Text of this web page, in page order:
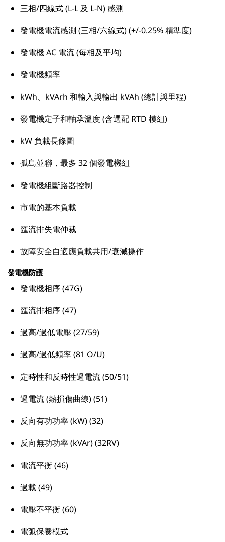
三相/四線式 (L-L 及 L-N) 感測
發電機電流感測 (三相/六線式) (+/-0.25% 精準度)
發電機 AC 電流 (每相及平均)
發電機頻率
kWh、kVArh 和輸入與輸出 kVAh (總計與里程)
發電機定子和軸承溫度 (含選配 RTD 模組)
kW 負載長條圖
孤島並聯，最多 32 個發電機組
發電機組斷路器控制
市電的基本負載
匯流排失電仲裁
故障安全自適應負載共用/衰減操作
發電機防護
發電機相序 (47G)
匯流排相序 (47)
過高/過低電壓 (27/59)
過高/過低頻率 (81 O/U)
定時性和反時性過電流 (50/51)
過電流 (熱損傷曲線) (51)
反向有功功率 (kW) (32)
反向無功功率 (kVAr) (32RV)
電流平衡 (46)
過載 (49)
電壓不平衡 (60)
電弧保養模式